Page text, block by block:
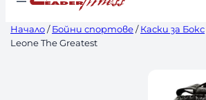
Начало/Бойни спортове/Каски за Бокс
Leone The Greatest